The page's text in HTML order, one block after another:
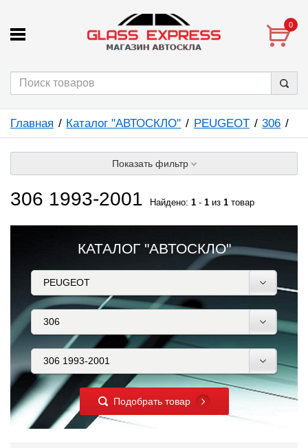
0
Главная Каталог "АВТОСКЛО" PEUGEOT 306
Показать фильтр
306 1993-2001 Найдено: 1 - 1 из 1 товар
КАТАЛОГ "АВТОСКЛО"
Подобрать товар